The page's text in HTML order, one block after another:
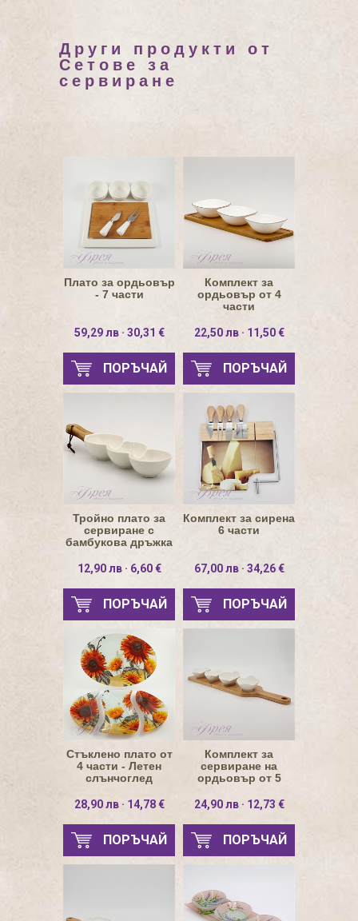
Други продукти от
Сетове за
сервиране
Плато за ордьовър
- 7 части
59,29 лв · 30,31 €
ПОРЪЧАЙ
Комплект за
ордьовър от 4
части
22,50 лв · 11,50 €
ПОРЪЧАЙ
Тройно плато за
сервиране с
бамбукова дръжка
12,90 лв · 6,60 €
ПОРЪЧАЙ
Комплект за сирена
6 части
67,00 лв · 34,26 €
ПОРЪЧАЙ
Стъклено плато от
4 части - Летен
слънчоглед
28,90 лв · 14,78 €
ПОРЪЧАЙ
Комплект за
сервиране на
ордьовър от 5
24,90 лв · 12,73 €
ПОРЪЧАЙ